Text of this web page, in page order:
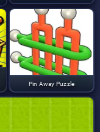
Pin Away Puzzle